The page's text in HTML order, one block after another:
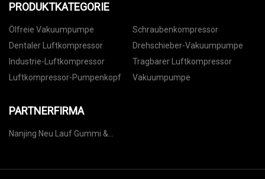
PRODUKTKATEGORIE
Ölfreie Vakuumpumpe
Schraubenkompressor
Dentaler Luftkompressor
Drehschieber-Vakuumpumpe
Industrie-Luftkompressor
Tragbarer Luftkompressor
Luftkompressor-Pumpenkopf
Vakuumpumpe
PARTNERFIRMA
Nanjing Neu Lauf Gummi &